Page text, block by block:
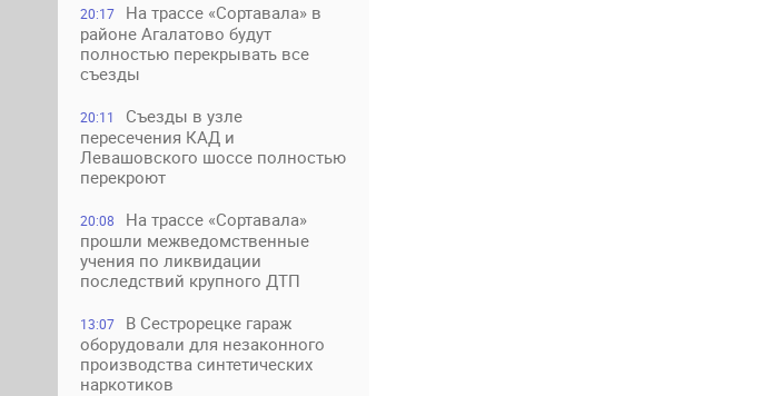
20:17
На трассе «Сортавала» в
районе Агалатово будут
полностью перекрывать все
съезды
20:11
Съезды в узле
пересечения КАД и
Левашовского шоссе полностью
перекроют
20:08
На трассе «Сортавала»
прошли межведомственные
учения по ликвидации
последствий крупного ДТП
13:07
В Сестрорецке гараж
оборудовали для незаконного
производства синтетических
наркотиков